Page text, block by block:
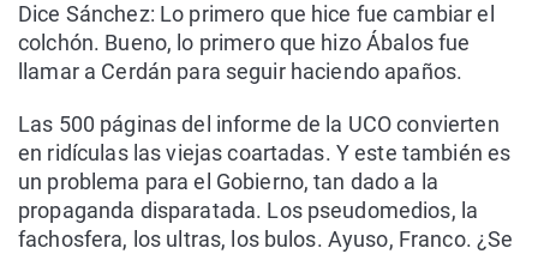
Dice Sánchez: Lo primero que hice fue cambiar el
colchón. Bueno, lo primero que hizo Ábalos fue
llamar a Cerdán para seguir haciendo apaños.
Las 500 páginas del informe de la UCO convierten
en ridículas las viejas coartadas. Y este también es
un problema para el Gobierno, tan dado a la
propaganda disparatada. Los pseudomedios, la
fachosfera, los ultras, los bulos. Ayuso, Franco. ¿Se